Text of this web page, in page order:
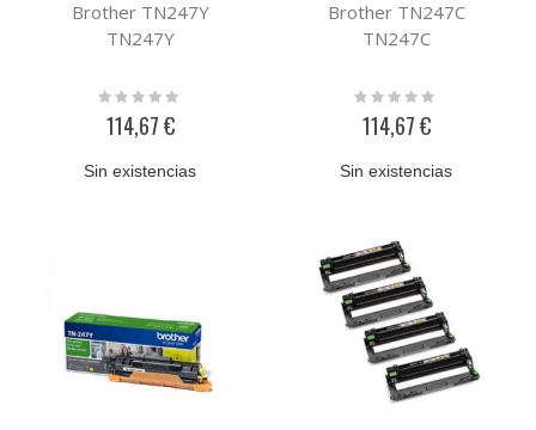
Brother TN247Y
TN247Y
Rating:
114,67 €
Sin existencias
Brother TN247C
TN247C
Rating:
114,67 €
Sin existencias